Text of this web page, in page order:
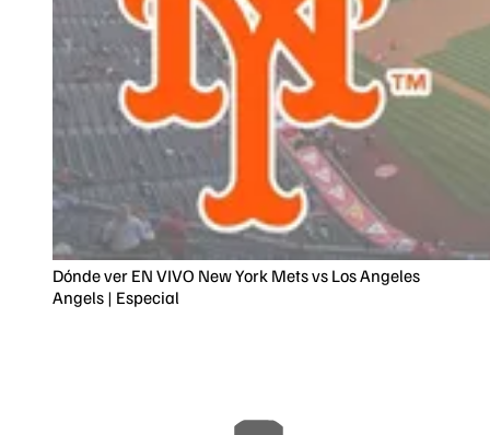
Dónde ver EN VIVO New York Mets vs Los Angeles
Angels | Especial